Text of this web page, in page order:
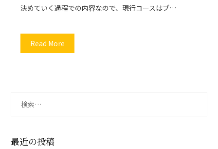
決めていく過程での内容なので、現行コースはブ…
Read More
最近の投稿